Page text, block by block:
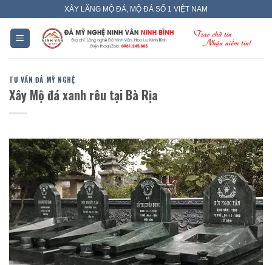
content
XÂY LĂNG MỘ ĐÁ, MỘ ĐÁ SỐ 1 VIỆT NAM
TƯ VẤN ĐÁ MỸ NGHỆ
Xây Mộ đá xanh rêu tại Bà Rịa